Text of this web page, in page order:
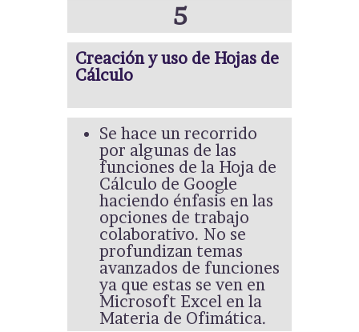
5
Creación y uso de Hojas de
Cálculo
Se hace un recorrido
por algunas de las
funciones de la Hoja de
Cálculo de Google
haciendo énfasis en las
opciones de trabajo
colaborativo. No se
profundizan temas
avanzados de funciones
ya que estas se ven en
Microsoft Excel en la
Materia de Ofimática.